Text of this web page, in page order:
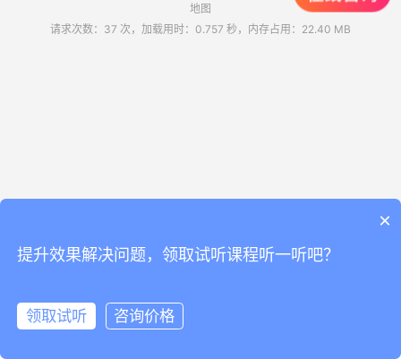
地图
请求次数：37 次，加载用时：0.757 秒，内存占用：22.40 MB
×
提升效果解决问题，领取试听课程听一听吧？
领取试听
咨询价格
领取试听